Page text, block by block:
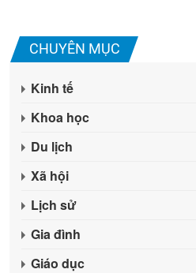
CHUYÊN MỤC
Kinh tế
Khoa học
Du lịch
Xã hội
Lịch sử
Gia đình
Giáo dục